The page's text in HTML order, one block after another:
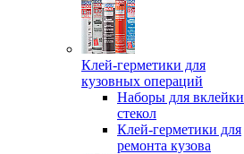
Клей-герметики для
кузовных операций
Наборы для вклейки
стекол
Клей-герметики для
ремонта кузова